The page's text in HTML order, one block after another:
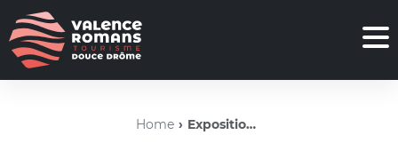
Home Exposition Paper Art : Le papier raconte... Une histoire de soie